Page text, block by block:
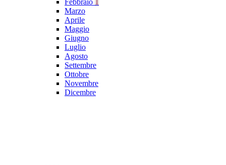
Febbraio
Marzo
Aprile
Maggio
Giugno
Luglio
Agosto
Settembre
Ottobre
Novembre
Dicembre